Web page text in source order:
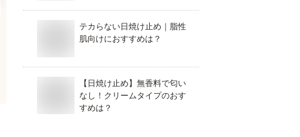
テカらない日焼け止め｜脂性
肌向けにおすすめは？
【日焼け止め】無香料で匂い
なし！クリームタイプのおす
すめは？